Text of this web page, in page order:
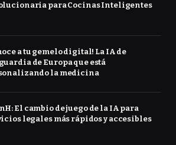
para Cocinas Inteligentes
a tu gemelo digital! La IA de
de Europa que está
la medicina
El cambio de juego de la IA para
legales más rápidos y accesibles